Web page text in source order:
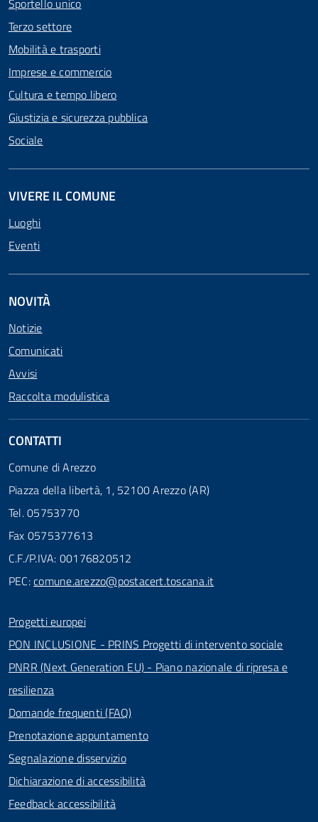
Sportello unico
Terzo settore
Mobilità e trasporti
Imprese e commercio
Cultura e tempo libero
Giustizia e sicurezza pubblica
Sociale
VIVERE IL COMUNE
Luoghi
Eventi
NOVITÀ
Notizie
Comunicati
Avvisi
Raccolta modulistica
CONTATTI
Comune di Arezzo
Piazza della libertà, 1, 52100 Arezzo (AR)
Tel. 05753770
Fax 0575377613
C.F./P.IVA: 00176820512
PEC:comune.arezzo@postacert.toscana.it
Progetti europei
PON INCLUSIONE - PRINS Progetti di intervento sociale
PNRR (Next Generation EU) - Piano nazionale di ripresa e
resilienza
Domande frequenti (FAQ)
Prenotazione appuntamento
Segnalazione disservizio
Dichiarazione di accessibilità
Feedback accessibilità